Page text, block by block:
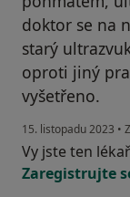
doktor se na
starý
oproti jiný
vyšetřeno.
15. listopadu 2023 •
Vy jste ten
Zaregistrujte